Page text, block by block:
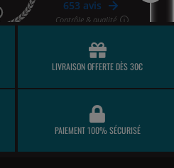
LIVRAISON OFFERTE DÈS 30€
PAIEMENT 100% SÉCURISÉ